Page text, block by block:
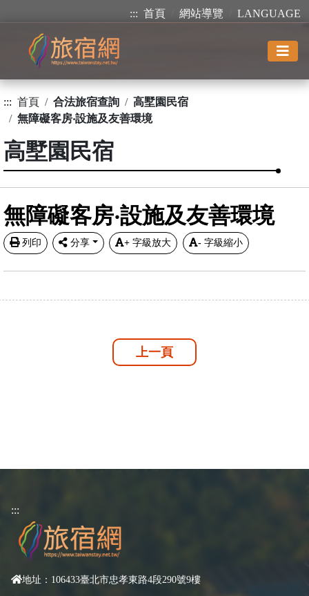
::: 首頁 網站導覽 LANGUAGE
::: 首頁 合法旅宿查詢
高墅園民宿
無障礙客房‧設施及友善環境
高墅園民宿
無障礙客房‧設施及友善環境
列印 分享 + 字級放大 - 字級縮小
上一頁
:::
地址：106433臺北市忠孝東路4段290號9樓